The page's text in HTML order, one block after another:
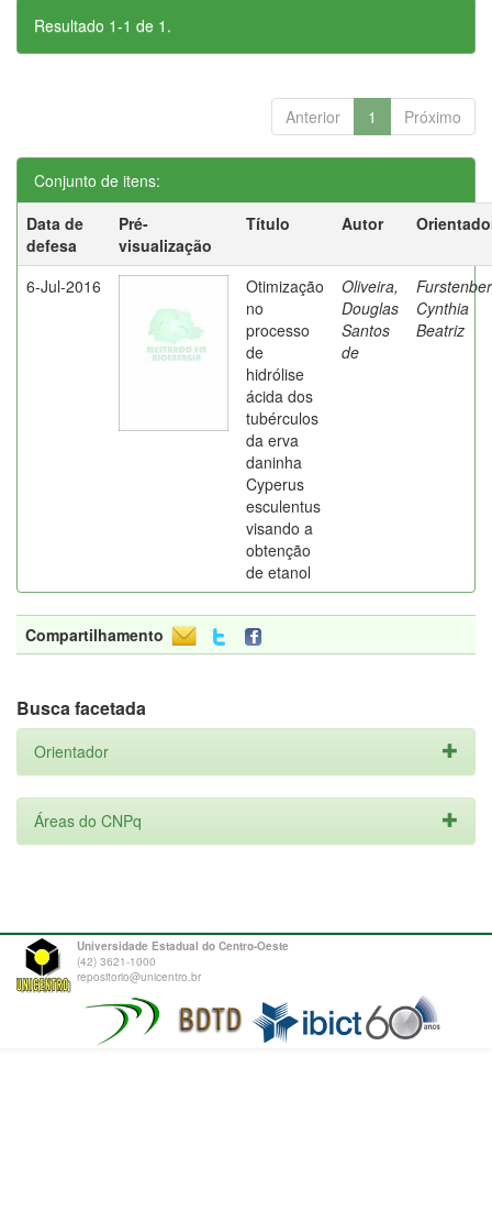
Resultado 1-1 de 1.
Anterior 1 Próximo
Conjunto de itens:
Data de
defesa
Pré-
visualização
Título Autor
6-Jul-2016
Otimização
no
processo
de
hidrólise
ácida dos
tubérculos
da erva
daninha
Cyperus
esculentus
visando a
obtenção
de etanol
Oliveira,
Douglas
Santos
de
Cynthia
Beatriz
Compartilhamento
Busca facetada
Orientador
Áreas do CNPq
Universidade Estadual do Centro-Oeste
(42) 3621-1000
repositorio@unicentro.br